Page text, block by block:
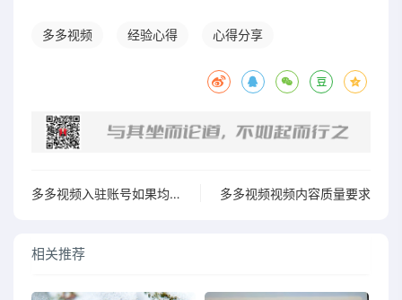
多多视频 经验心得 心得分享
多多视频入驻账号如果均播不到1w、均赞不到100，账号质量较差，是无法通过审核的 多多视频视频内容质量要求
相关推荐